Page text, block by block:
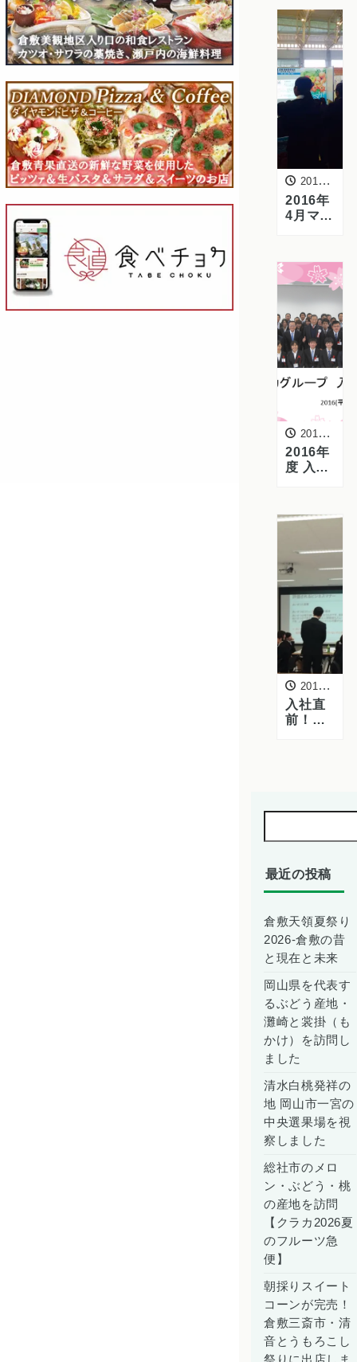
ス）で
弊社ス
タッフ
のイン
タビュ
ーが放
映され
2016年4月8日
2016年
4月マイ
ナーに
出展し
ました
2016年4月5日
2016年
度 入社
た
2016年4月1日
入社直
前！
ました
最近の投稿
倉敷天領夏祭り
2026-倉敷の昔
と現在と未来
岡山県を代表す
るぶどう産地・
灘崎と裳掛（も
かけ）を訪問し
ました
清水白桃発祥の
地 岡山市一宮の
中央選果場を視
察しました
総社市のメロ
ン・ぶどう・桃
の産地を訪問
【クラカ2026夏
のフルーツ急
便】
朝採りスイート
コーンが完売！
倉敷三斎市・清
音とうもろこし